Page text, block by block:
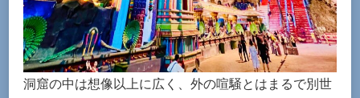
洞窟の中は想像以上に広く、外の喧騒とはまるで別世